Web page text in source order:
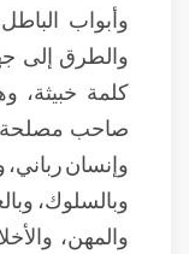
وأبواب
والطرق إلى
كلمة خبيثة،
صاحب مصلحة،
وإنسان
وبالسلوك،
والمهن،